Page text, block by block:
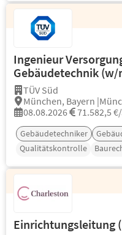
Ingenieur
Gebäudetechnik
TÜV Süd
München, Bayern
08.08.2026
71.582,5
Gebäudetechniker
Qualitätskontrolle
Einrichtungsleitung